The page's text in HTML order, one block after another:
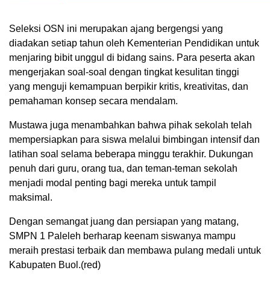
Seleksi OSN ini merupakan ajang bergengsi yang
diadakan setiap tahun oleh Kementerian Pendidikan untuk
menjaring bibit unggul di bidang sains. Para peserta akan
mengerjakan soal-soal dengan tingkat kesulitan tinggi
yang menguji kemampuan berpikir kritis, kreativitas, dan
pemahaman konsep secara mendalam.
Mustawa juga menambahkan bahwa pihak sekolah telah
mempersiapkan para siswa melalui bimbingan intensif dan
latihan soal selama beberapa minggu terakhir. Dukungan
penuh dari guru, orang tua, dan teman-teman sekolah
menjadi modal penting bagi mereka untuk tampil
maksimal.
Dengan semangat juang dan persiapan yang matang,
SMPN 1 Paleleh berharap keenam siswanya mampu
meraih prestasi terbaik dan membawa pulang medali untuk
Kabupaten Buol.(red)